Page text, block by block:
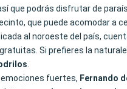
que podrás disfrutar de
que puede acomodar a
al noroeste del país,
Si prefieres la
fuertes, Fernando